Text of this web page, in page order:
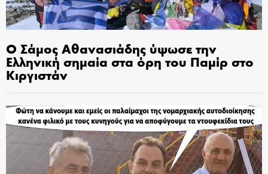
Ο Σάμος Αθανασιάδης ύψωσε την
Ελληνική σημαία στα όρη του Παμίρ στο
Κιργιστάν